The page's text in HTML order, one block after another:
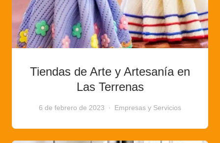
Tiendas de Arte y Artesanía en
Las Terrenas
6 de febrero de 2023 Empresas y Servicios